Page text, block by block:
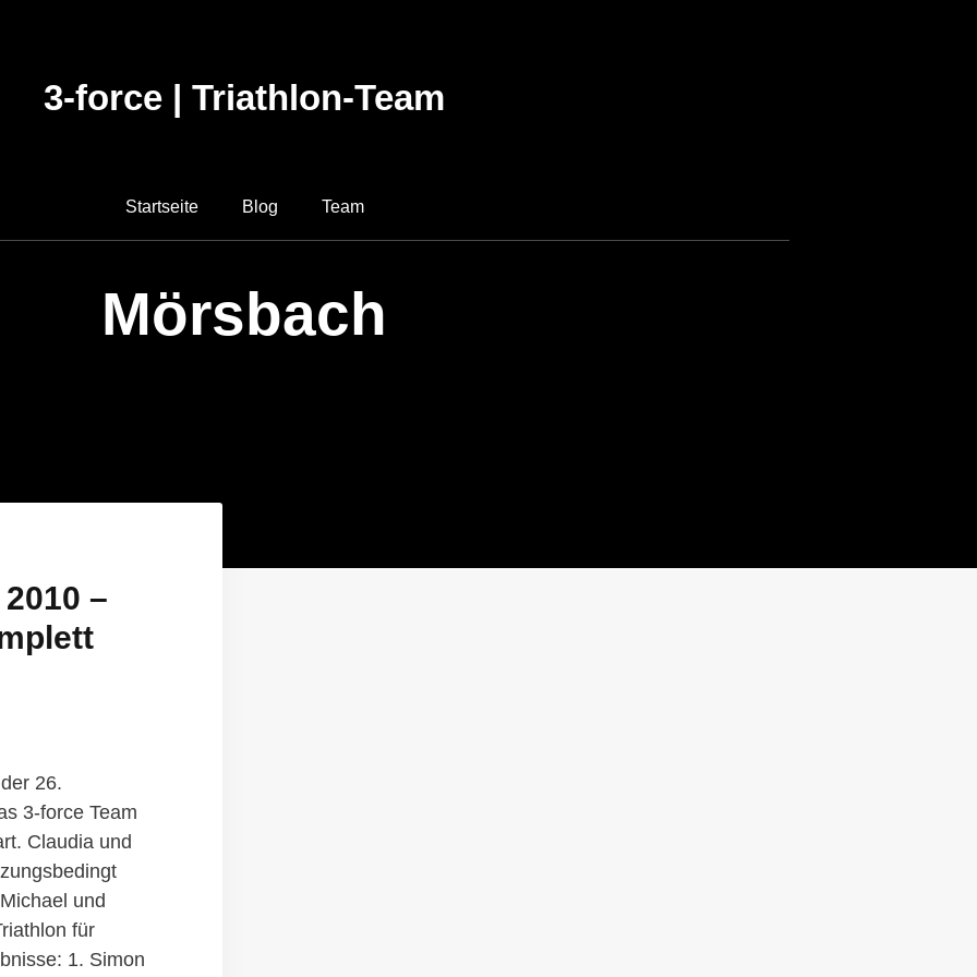
3-force | Triathlon-Team
Startseite Blog Team
Mörsbach
–
26.
3-force Team
Claudia und
und
für
1. Simon